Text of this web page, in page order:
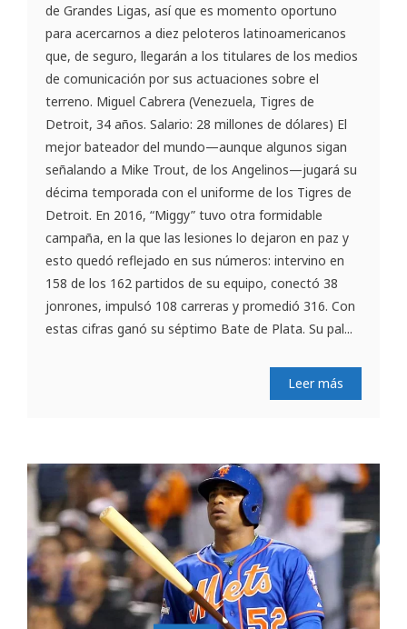
de Grandes Ligas, así que es momento oportuno
para acercarnos a diez peloteros latinoamericanos
que, de seguro, llegarán a los titulares de los medios
de comunicación por sus actuaciones sobre el
terreno. Miguel Cabrera (Venezuela, Tigres de
Detroit, 34 años. Salario: 28 millones de dólares) El
mejor bateador del mundo—aunque algunos sigan
señalando a Mike Trout, de los Angelinos—jugará su
décima temporada con el uniforme de los Tigres de
Detroit. En 2016, “Miggy” tuvo otra formidable
campaña, en la que las lesiones lo dejaron en paz y
esto quedó reflejado en sus números: intervino en
158 de los 162 partidos de su equipo, conectó 38
jonrones, impulsó 108 carreras y promedió 316. Con
estas cifras ganó su séptimo Bate de Plata. Su pal...
Leer más